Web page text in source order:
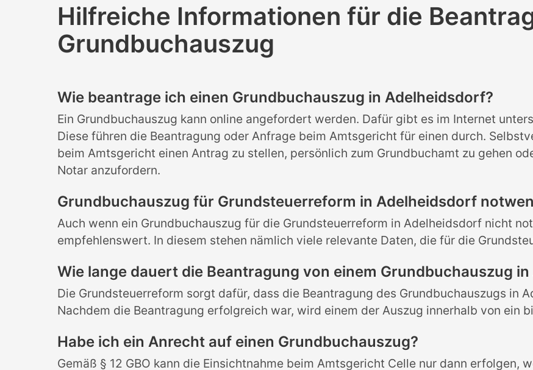
Hilfreiche Informationen für die
Grundbuchauszug
Wie beantrage ich einen Grundbuchauszug in Adelheidsdorf?
Ein Grundbuchauszug kann online angefordert werden. Dafür gibt es im Internet
Diese führen die Beantragung oder Anfrage beim Amtsgericht für einen durch.
beim Amtsgericht einen Antrag zu stellen, persönlich zum Grundbuchamt zu gehen
Notar anzufordern.
Grundbuchauszug für Grundsteuerreform in Adelheidsdorf
Auch wenn ein Grundbuchauszug für die Grundsteuerreform in Adelheidsdorf nicht
empfehlenswert. In diesem stehen nämlich viele relevante Daten, die für die
Wie lange dauert die Beantragung von einem Grundbuchauszug
Die Grundsteuerreform sorgt dafür, dass die Beantragung des Grundbuchauszugs in
Nachdem die Beantragung erfolgreich war, wird einem der Auszug innerhalb von ein
Habe ich ein Anrecht auf einen Grundbuchauszug?
Gemäß § 12 GBO kann die Einsichtnahme beim Amtsgericht Celle nur dann erfolgen,